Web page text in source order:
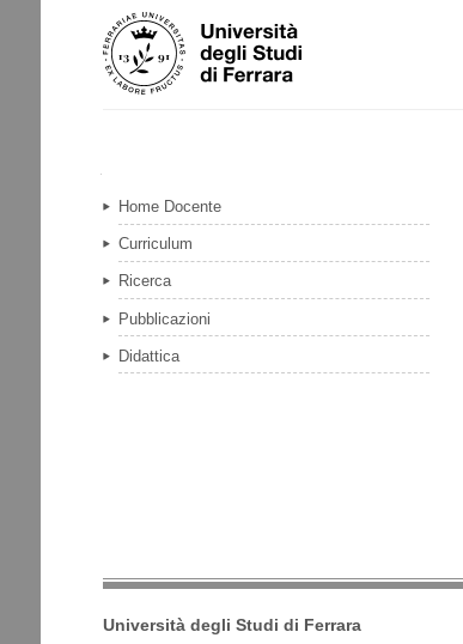
Salta
ai
contenuti.
Strumenti
personali
Home Docente
Curriculum
Ricerca
Pubblicazioni
Didattica
Università degli Studi di Ferrara